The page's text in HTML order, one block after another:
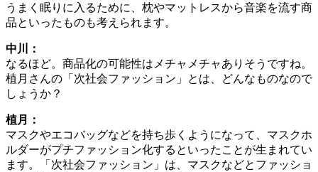
うまく眠りに入るために、枕やマットレスから音楽を流す商
品といったものも考えられます。
中川：
なるほど。商品化の可能性はメチャメチャありそうですね。
植月さんの「次社会ファッション」とは、どんなものなので
しょうか？
植月：
マスクやエコバッグなどを持ち歩くようになって、マスクホ
ルダーがプチファッション化するといったことが生まれてい
ます。「次社会ファッション」は、マスクなどとファッショ